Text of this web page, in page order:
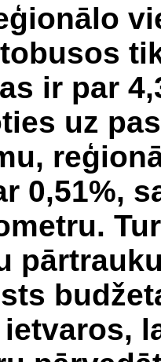
ir par
uz
0,51%,